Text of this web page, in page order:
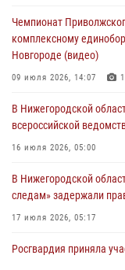
13 июля 2026, 06:45
Росгвардейцы
10 июля 2026, 09:38
Чемпионат
комплексному
Новгороде (видео)
09 июля 2026, 14:07
В Нижегородской
всероссийской
16 июля 2026, 05:00
В Нижегородской
следам» задержали
17 июля 2026, 05:17
Росгвардия приняла